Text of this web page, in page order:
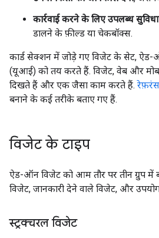
कार्रवाई करने के लिए उपलब्ध
डालने के फ़ील्ड या चेकबॉक्स.
कार्ड सेक्शन में जोड़े गए विजेट के सेट,
(यूआई) को तय करते हैं. विजेट, वेब और
दिखते हैं और एक जैसा काम करते हैं.
बनाने के कई तरीके बताए गए हैं.
विजेट के टाइप
ऐड-ऑन विजेट को आम तौर पर तीन ग्रुप में
विजेट, जानकारी देने वाले विजेट, और
स्ट्रक्चरल विजेट